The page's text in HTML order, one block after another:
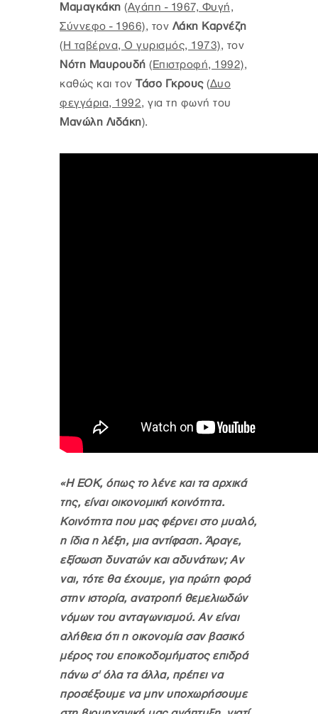
Μαμαγκάκη (Αγάπη - 1967, Φυγή,
Σύννεφο - 1966), τον Λάκη Καρνέζη
(Η ταβέρνα, Ο γυρισμός, 1973), τον
Νότη Μαυρουδή (Επιστροφή, 1992),
καθώς και τον Τάσο Γκρους (Δυο
φεγγάρια, 1992, για τη φωνή του
Μανώλη Λιδάκη).
«Η ΕΟΚ, όπως το λένε και τα αρχικά
της, είναι οικονομική κοινότητα.
Κοινότητα που μας φέρνει στο μυαλό,
η ίδια η λέξη, μια αντίφαση. Άραγε,
εξίσωση δυνατών και αδυνάτων; Αν
ναι, τότε θα έχουμε, για πρώτη φορά
στην ιστορία, ανατροπή θεμελιωδών
νόμων του ανταγωνισμού. Αν είναι
αλήθεια ότι η οικονομία σαν βασικό
μέρος του εποικοδομήματος επιδρά
πάνω σ' όλα τα άλλα, πρέπει να
προσέξουμε να μην υποχωρήσουμε